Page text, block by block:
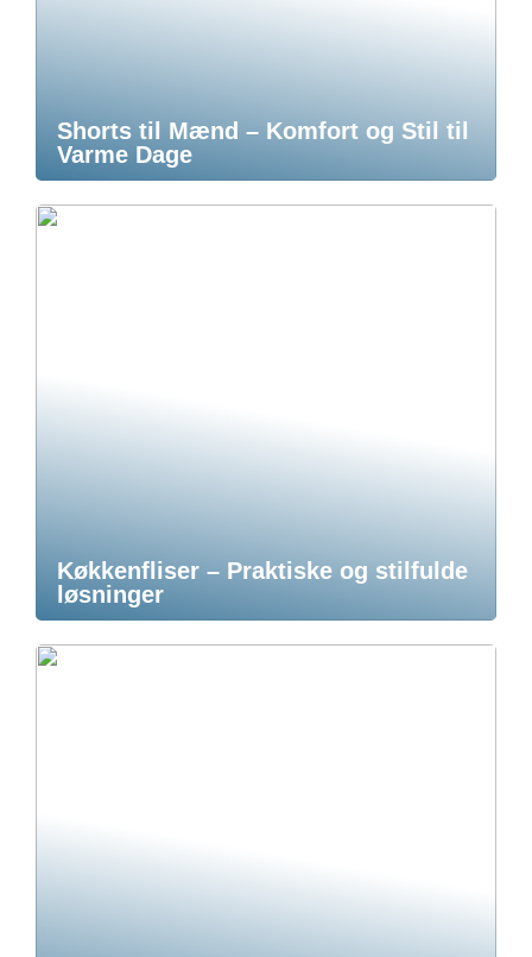
Shorts til Mænd – Komfort og Stil til
Varme Dage
Køkkenfliser – Praktiske og stilfulde
løsninger